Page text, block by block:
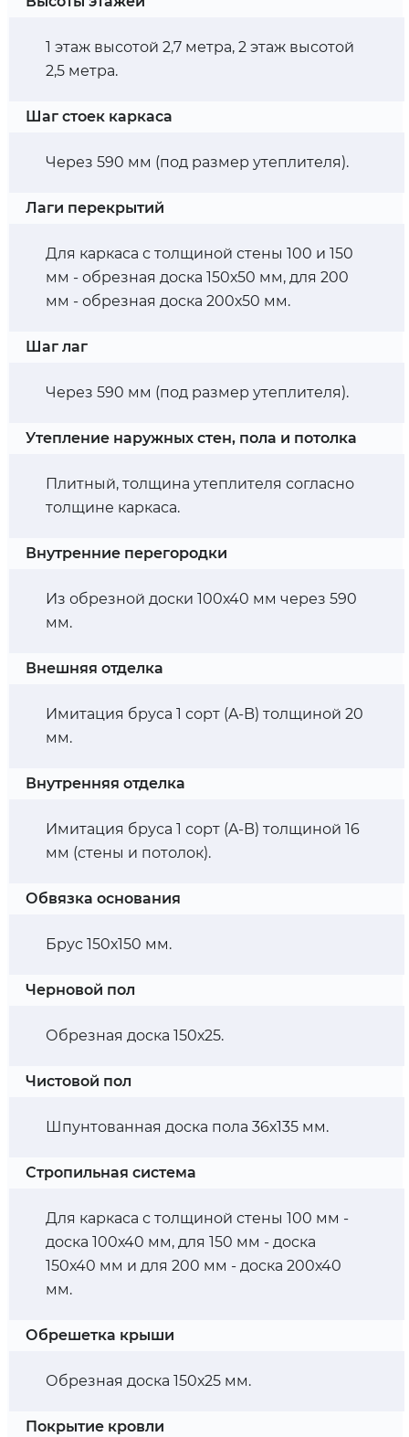
1 этаж высотой 2,7 метра, 2 этаж высотой
2,5 метра.
Шаг стоек каркаса
Через 590 мм (под размер утеплителя).
Лаги перекрытий
Для каркаса с толщиной стены 100 и 150
мм - обрезная доска 150х50 мм, для 200
мм - обрезная доска 200х50 мм.
Шаг лаг
Через 590 мм (под размер утеплителя).
Утепление наружных стен, пола и потолка
Плитный, толщина утеплителя согласно
толщине каркаса.
Внутренние перегородки
Из обрезной доски 100х40 мм через 590
мм.
Внешняя отделка
Имитация бруса 1 сорт (A-B) толщиной 20
мм.
Внутренняя отделка
Имитация бруса 1 сорт (A-B) толщиной 16
мм (стены и потолок).
Обвязка основания
Брус 150х150 мм.
Черновой пол
Обрезная доска 150х25.
Чистовой пол
Шпунтованная доска пола 36х135 мм.
Стропильная система
Для каркаса с толщиной стены 100 мм -
доска 100х40 мм, для 150 мм - доска
150х40 мм и для 200 мм - доска 200х40
мм.
Обрешетка крыши
Обрезная доска 150х25 мм.
Покрытие кровли